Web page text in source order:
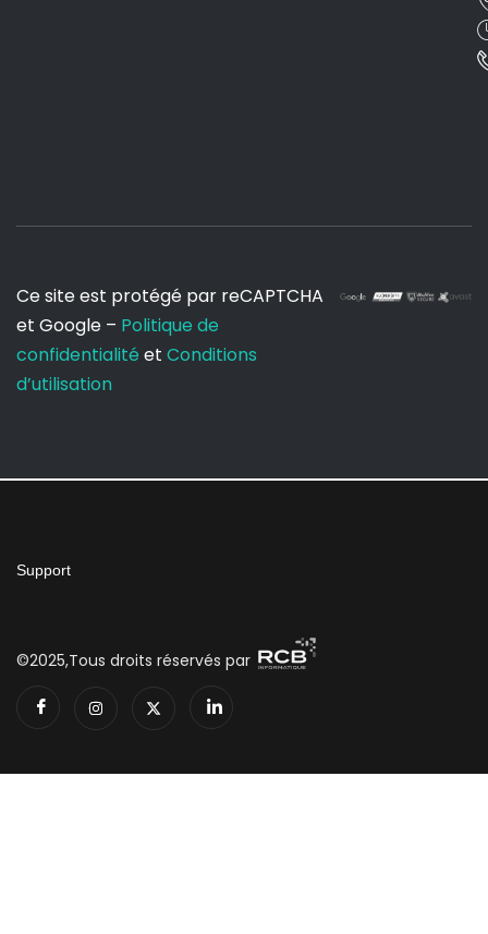
Ce site est protégé par reCAPTCHA
et Google – Politique de
confidentialité et Conditions
d’utilisation
Support
©2025,Tous droits réservés par